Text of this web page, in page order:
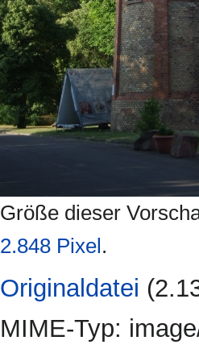
Größe dieser
2.848 Pixel.
Originaldatei
MIME-Typ: